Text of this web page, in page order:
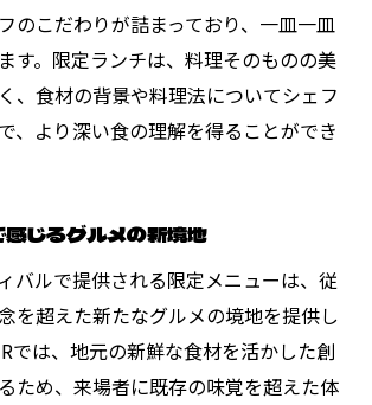
のこだわりが詰まっており、一皿一皿
す。限定ランチは、料理そのものの美
、食材の背景や料理法についてシェフ
、より深い食の理解を得ることができ
じるグルメの新境地
バルで提供される限定メニューは、従
を超えた新たなグルメの境地を提供し
では、地元の新鮮な食材を活かした創
ため、来場者に既存の味覚を超えた体